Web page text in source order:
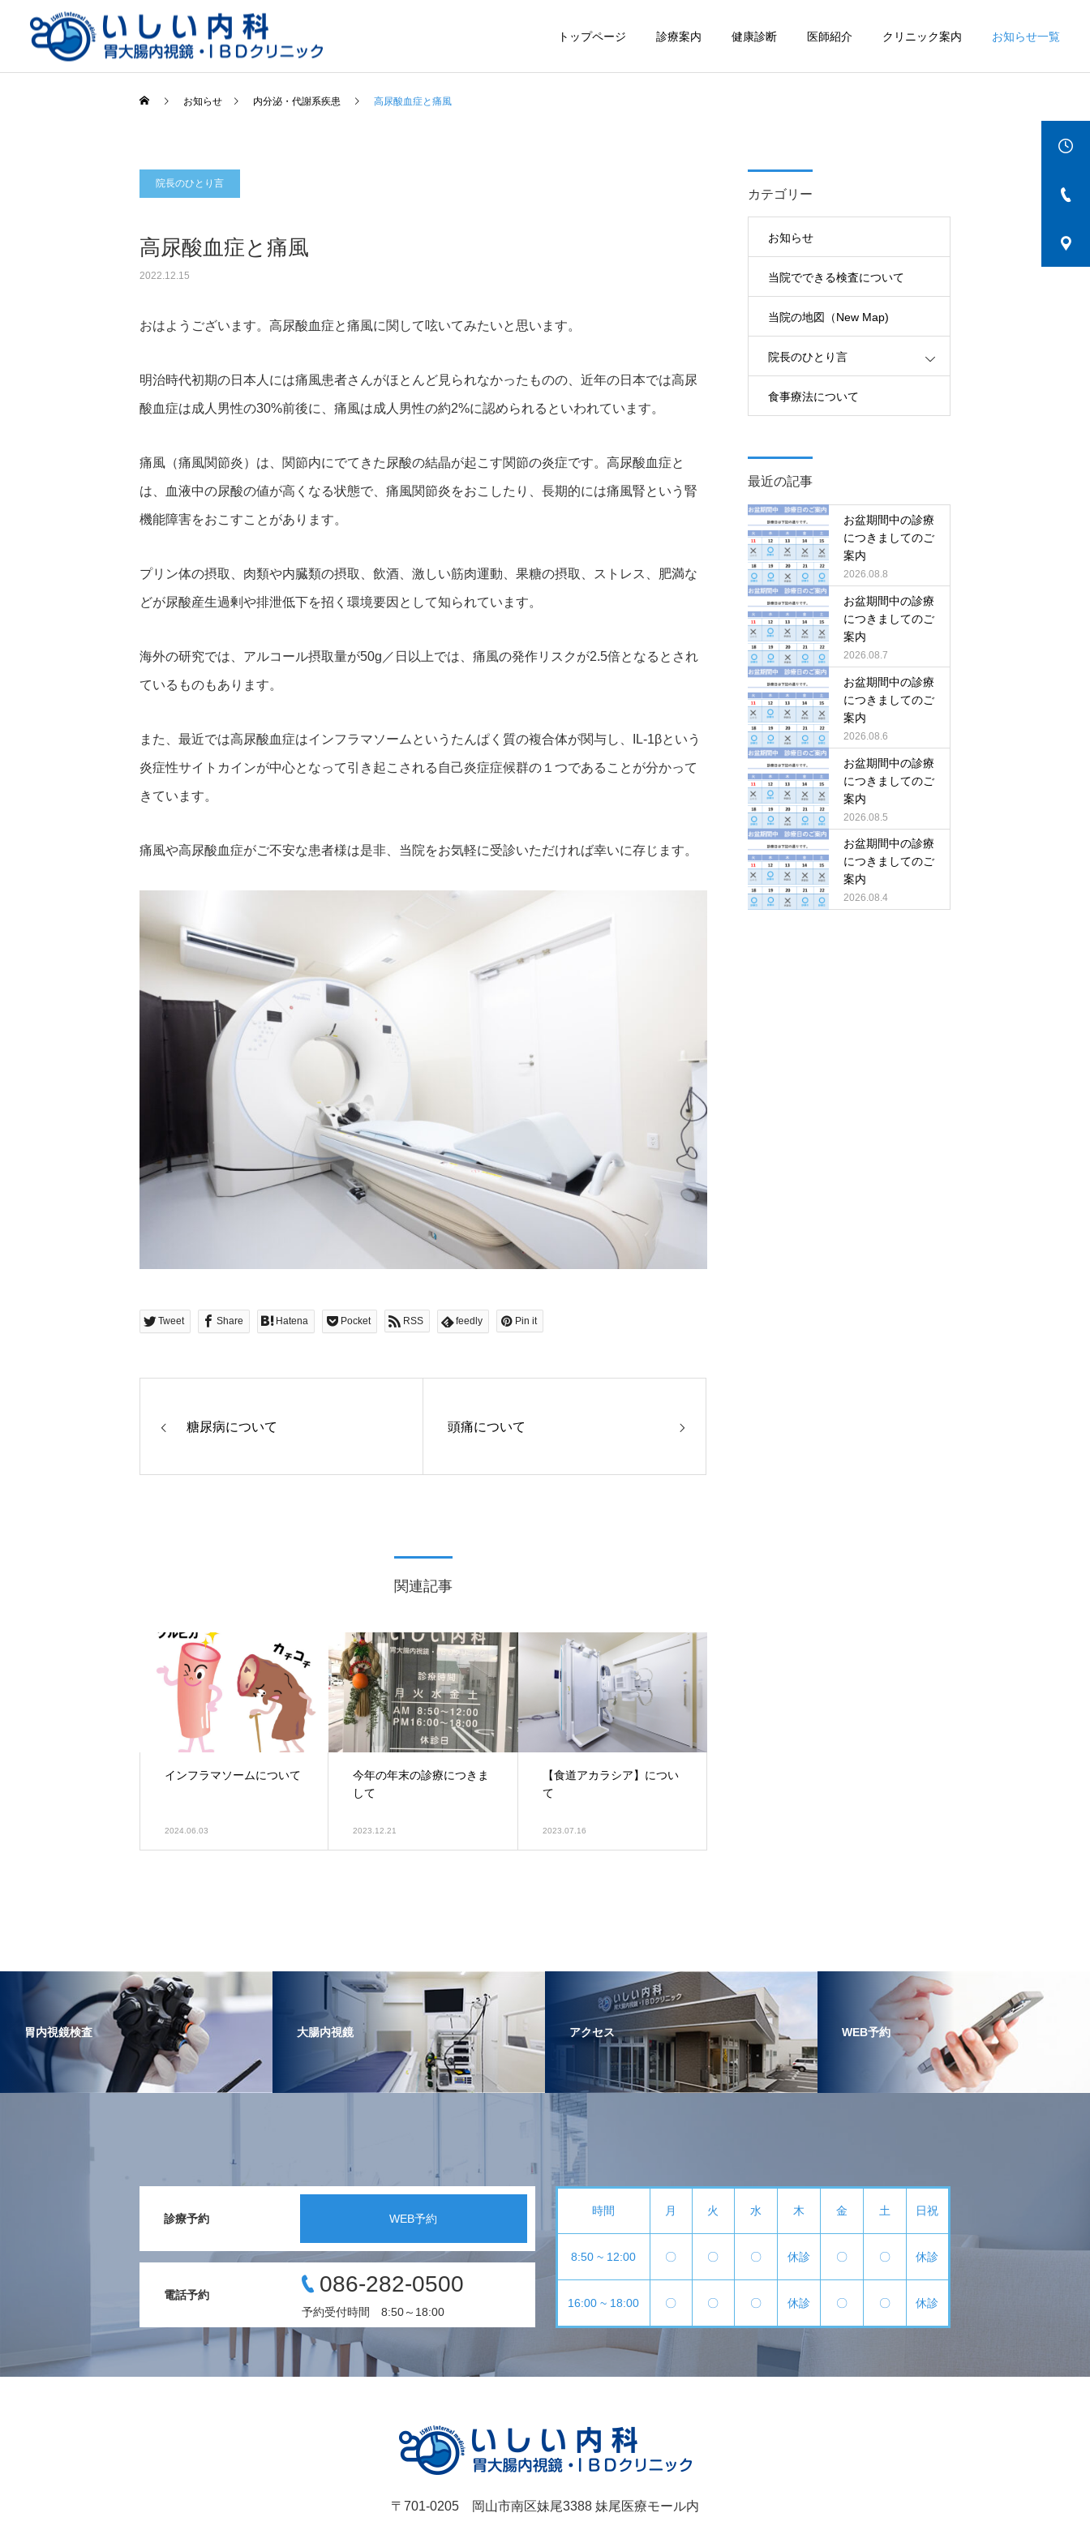
トップページ 診療案内 健康診断 医師紹介 クリニック案内 お知らせ一覧
お知らせ 内分泌・代謝系疾患 高尿酸血症と痛風
院長のひとり言
高尿酸血症と痛風
2022.12.15
おはようございます。高尿酸血症と痛風に関して呟いてみたいと思います。
明治時代初期の日本人には痛風患者さんがほとんど見られなかったものの、近年の日本では高尿
酸血症は成人男性の30%前後に、痛風は成人男性の約2%に認められるといわれています。
痛風（痛風関節炎）は、関節内にでてきた尿酸の結晶が起こす関節の炎症です。高尿酸血症と
は、血液中の尿酸の値が高くなる状態で、痛風関節炎をおこしたり、長期的には痛風腎という腎
機能障害をおこすことがあります。
プリン体の摂取、肉類や内臓類の摂取、飲酒、激しい筋肉運動、果糖の摂取、ストレス、肥満な
どが尿酸産生過剰や排泄低下を招く環境要因として知られています。
海外の研究では、アルコール摂取量が50g／日以上では、痛風の発作リスクが2.5倍となるとされ
ているものもあります。
また、最近では高尿酸血症はインフラマソームというたんぱく質の複合体が関与し、IL-1βという
炎症性サイトカインが中心となって引き起こされる自己炎症症候群の１つであることが分かって
きています。
痛風や高尿酸血症がご不安な患者様は是非、当院をお気軽に受診いただければ幸いに存じます。
Tweet Share Hatena Pocket RSS feedly Pin it
糖尿病について 頭痛について
関連記事
インフラマソームについて
2024.06.03
今年の年末の診療につきま
して
2023.12.21
【食道アカラシア】につい
て
2023.07.16
カテゴリー
お知らせ
当院でできる検査について
当院の地図（New Map)
院長のひとり言
食事療法について
最近の記事
お盆期間中の診療
につきましてのご
案内
2026.08.8
お盆期間中の診療
につきましてのご
案内
2026.08.7
お盆期間中の診療
につきましてのご
案内
2026.08.6
お盆期間中の診療
につきましてのご
案内
2026.08.5
お盆期間中の診療
につきましてのご
案内
2026.08.4
胃内視鏡検査 大腸内視鏡 アクセス WEB予約
診療予約 WEB予約
電話予約 086-282-0500
予約受付時間 8:50～18:00
時間 月 火 水 木 金 土 日祝
8:50 ~ 12:00 〇 〇 〇 休診 〇 〇 休診
16:00 ~ 18:00 〇 〇 〇 休診 〇 〇 休診
〒701-0205 岡山市南区妹尾3388 妹尾医療モール内